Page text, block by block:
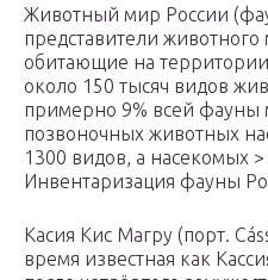
Животный мир России
представители животного
обитающие на
около 150 тысяч видов
примерно 9% всей фауны
позвоночных животных
1300 видов, а насекомых
Инвентаризация фауны
Касия Кис Магру (порт.
время известная как